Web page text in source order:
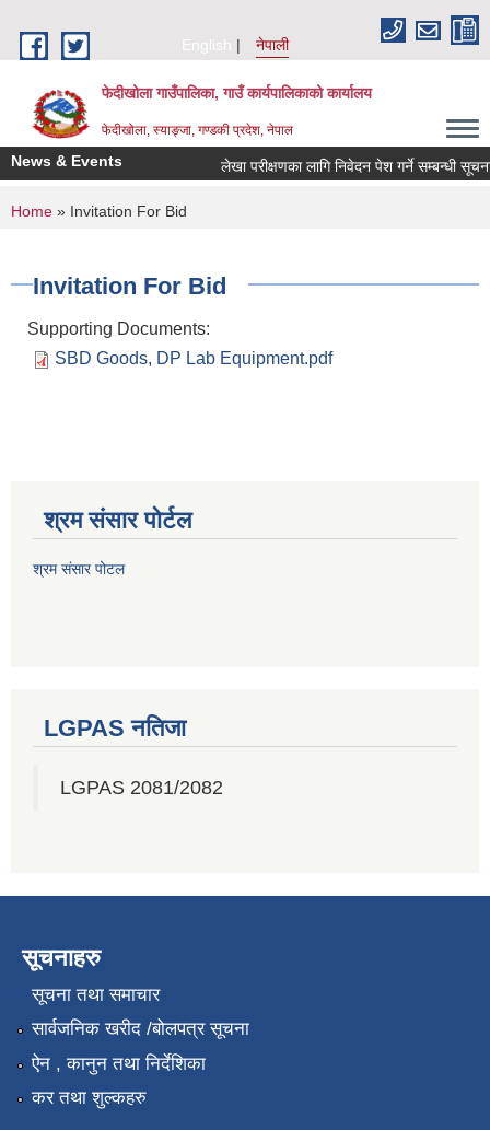
English
नेपाली
फेदीखोला गाउँपालिका, गाउँ कार्यपालिकाको कार्यालय
फेदीखोला, स्याङ्जा, गण्डकी प्रदेश, नेपाल
News & Events लेखा परीक्षणका लागि निवेदन पेश गर्ने सम्बन्धी सूचना
You are here
Home » Invitation For Bid
Invitation For Bid
Supporting Documents:
SBD Goods, DP Lab Equipment.pdf
श्रम संसार पोर्टल
श्रम संसार पोटल
LGPAS नतिजा
LGPAS 2081/2082
सूचनाहरु
सूचना तथा समाचार
सार्वजनिक खरीद /बोलपत्र सूचना
ऐन , कानुन तथा निर्देशिका
कर तथा शुल्कहरु